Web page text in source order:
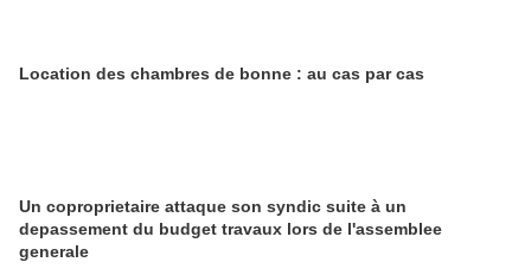
Location des chambres de bonne : au cas par cas
Un coproprietaire attaque son syndic suite à un
depassement du budget travaux lors de l'assemblee
generale